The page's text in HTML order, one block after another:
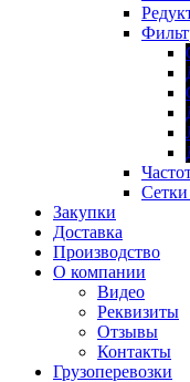
Закупки
Доставка
Производство
О компании
Видео
Реквизиты
Отзывы
Контакты
Грузоперевозки